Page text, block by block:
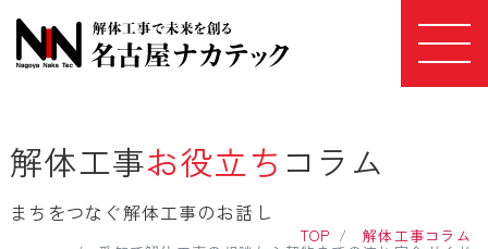
解体工事お役立ち コラム
まちをつなぐ解体工事のお話し
TOP 解体工事コラム